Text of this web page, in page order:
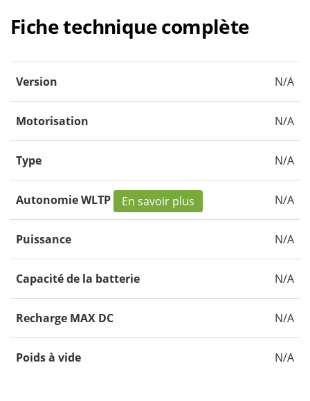
Fiche technique complète
Version N/A
Motorisation N/A
Type N/A
Autonomie WLTP En savoir plus N/A
Puissance N/A
Capacité de la batterie N/A
Recharge MAX DC N/A
Poids à vide N/A